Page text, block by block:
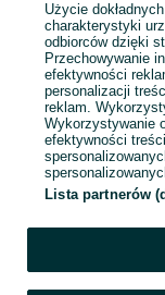
Użycie
charakterystyki
odbiorców dzięki
Przechowywanie
efektywności
personalizacji
reklam.
Wykorzystywanie
efektywności
Lista partnerów